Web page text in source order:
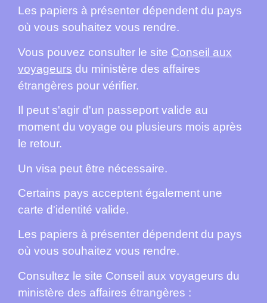
Les papiers à présenter dépendent du pays
où vous souhaitez vous rendre.
Vous pouvez consulter le site Conseil aux
voyageurs du ministère des affaires
étrangères pour vérifier.
Il peut s'agir d'un passeport valide au
moment du voyage ou plusieurs mois après
le retour.
Un visa peut être nécessaire.
Certains pays acceptent également une
carte d'identité valide.
Les papiers à présenter dépendent du pays
où vous souhaitez vous rendre.
Consultez le site Conseil aux voyageurs du
ministère des affaires étrangères :